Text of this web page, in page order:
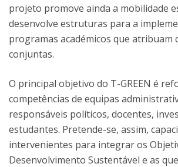
projeto promove ainda a mobilidade
desenvolve estruturas para a
programas académicos que atribuam
conjuntas.
O principal objetivo do T-GREEN é
competências de equipas
responsáveis políticos, docentes,
estudantes. Pretende-se, assim,
intervenientes para integrar os
Desenvolvimento Sustentável e as